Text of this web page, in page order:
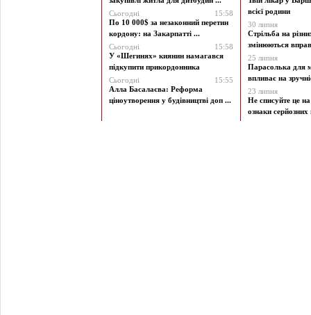
Сьогодні
15:58
По 10 000$ за незаконний перетин
кордону: на Закарпатті ...
Сьогодні
15:58
У «Шегинях» киянин намагався
підкупити прикордонника
Сьогодні
15:55
Алла Басалаєва: Реформа
ціноутворення у будівництві доп ...
всієї родини
30 липня
Стрільба на
змінюються
25 липня
Парасолька для
впливає на
23 липня
Не списуйте це
ознаки